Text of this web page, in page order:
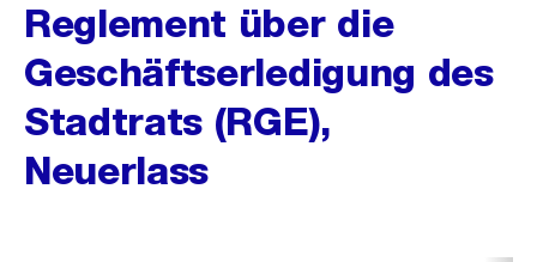
Reglement über die
Geschäftserledigung des
Stadtrats (RGE),
Neuerlass